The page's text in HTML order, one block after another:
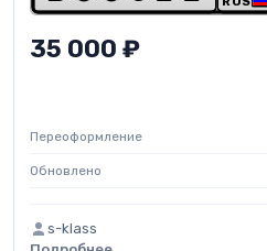
35 000 ₽
Переоформление
Обновлено
s-klass